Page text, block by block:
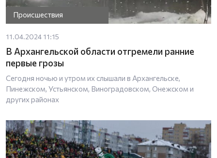
Происшествия
11.04.2024 11:15
В Архангельской области отгремели ранние
первые грозы
Сегодня ночью и утром их слышали в Архангельске,
Пинежском, Устьянском, Виноградовском, Онежском и
других районах